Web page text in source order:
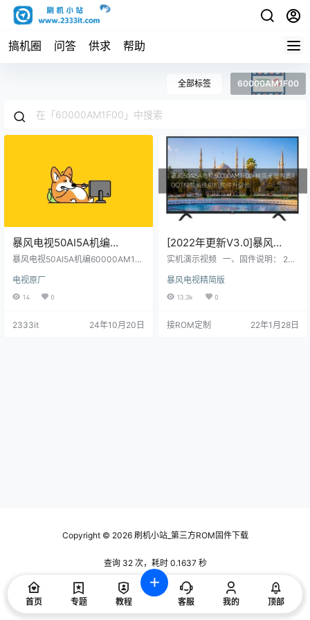
搞机圈 问答 供求 帮助
全部标签 60000AM1F00
暴风电视50AI5A机编
60000AM1F00主程序
配屏V500DJ6-QE1原厂程序
U盘数据刷机包
暴风电视50AI5A机编60000AM1F
3配屏V500DJ6-QE1原厂程序U盘
数据刷机包
电视原厂
14 0
2333it 24年10月20日
[2022年更新V3.0]暴风
50AI5A电视60000AM1F00-
统刷机固件升级包
实机演示视频 一、固件说明： 202
新：修复MSD系列的开机提示初始
化 副更新： 1，当贝桌面回退旧版
开机连上网后才会自启应用** 3，R
暴风电视精简版
13.3k 0
接ROM定制 22年1月28日
Copyright © 2026刷机小站_第三方ROM固件下载
查询 32 次，耗时 0.1637 秒
首页 专题 教程 客服 我的 顶部